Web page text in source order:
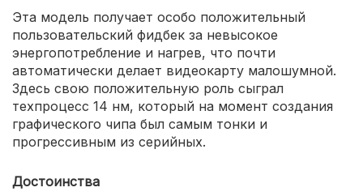
Эта модель получает особо положительный
пользовательский фидбек за невысокое
энергопотребление и нагрев, что почти
автоматически делает видеокарту малошумной.
Здесь свою положительную роль сыграл
техпроцесс 14 нм, который на момент создания
графического чипа был самым тонки и
прогрессивным из серийных.
Достоинства